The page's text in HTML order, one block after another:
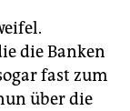
die Banken
fast zum
über die